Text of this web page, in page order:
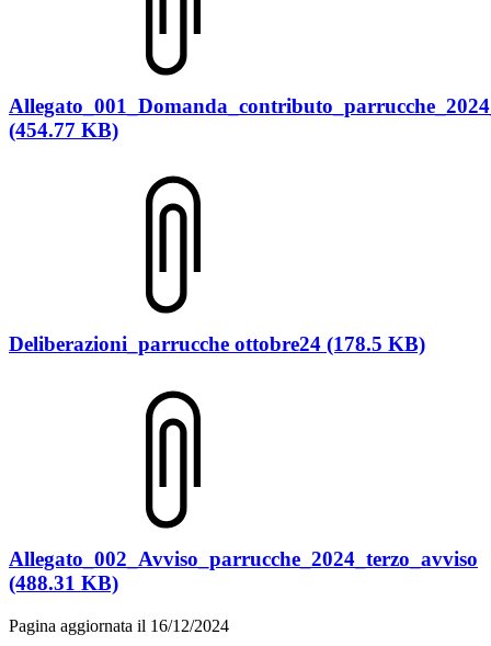
(454.77 KB)
Deliberazioni_parrucche ottobre24 (178.5 KB)
Allegato_002_Avviso_parrucche_2024_terzo_avviso
(488.31 KB)
Pagina aggiornata il 16/12/2024